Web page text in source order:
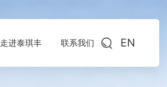
走进泰琪丰 联系我们 EN